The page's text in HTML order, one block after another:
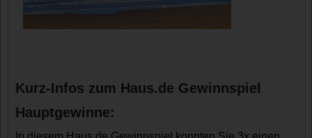
Kurz-Infos zum Haus.de Gewinnspiel
Hauptgewinne: